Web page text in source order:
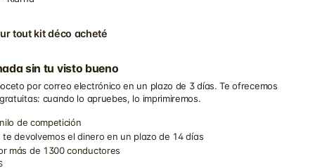
tout kit déco acheté
sin tu visto bueno
por correo electrónico en un plazo de 3 días. Te ofrecemos
cuando lo apruebes, lo imprimiremos.
de competición
devolvemos el dinero en un plazo de 14 días
más de 1300 conductores